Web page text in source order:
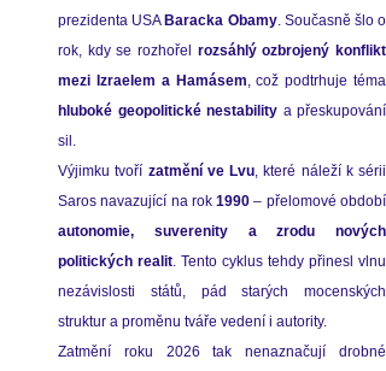
prezidenta USA Baracka Obamy. Současně šlo o
rok, kdy se rozhořel rozsáhlý ozbrojený konflikt
mezi Izraelem a Hamásem
hluboké geopolitické nestability a přeskupování
sil.
Výjimku tvoří zatmění ve Lvu , které náleží k sérii
Saros navazující na rok 1990
autonomie, suverenity a zrodu nových
politických realit . Tento cyklus tehdy přinesl vlnu
nezávislosti států, pád starých mocenských
struktur a proměnu tváře vedení i autority.
Zatmění roku 2026 tak nenaznačují drobné